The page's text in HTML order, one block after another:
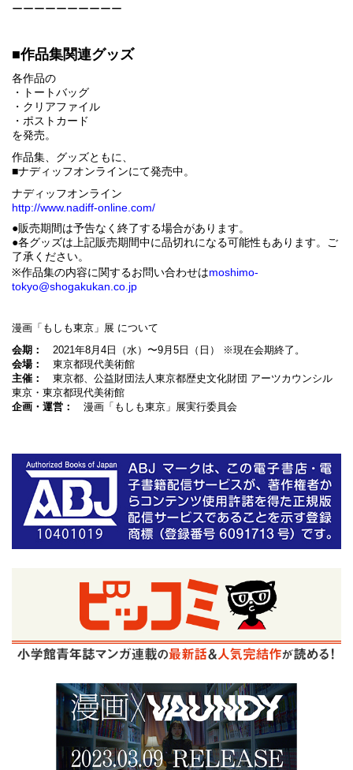
ーーーーーーーーーー
■作品集関連グッズ
各作品の
・トートバッグ
・クリアファイル
・ポストカード
を発売。
作品集、グッズともに、
■ナディッフオンラインにて発売中。
ナディッフオンライン
http://www.nadiff-online.com/
●販売期間は予告なく終了する場合があります。
●各グッズは上記販売期間中に品切れになる可能性もあります。ご
了承ください。
※作品集の内容に関するお問い合わせはmoshimo-
tokyo@shogakukan.co.jp
漫画「もしも東京」展 について
会期： 2021年8月4日（水）〜9月5日（日） ※現在会期終了。
会場： 東京都現代美術館
主催： 東京都、公益財団法人東京都歴史文化財団 アーツカウンシル
東京・東京都現代美術館
企画・運営： 漫画「もしも東京」展実行委員会